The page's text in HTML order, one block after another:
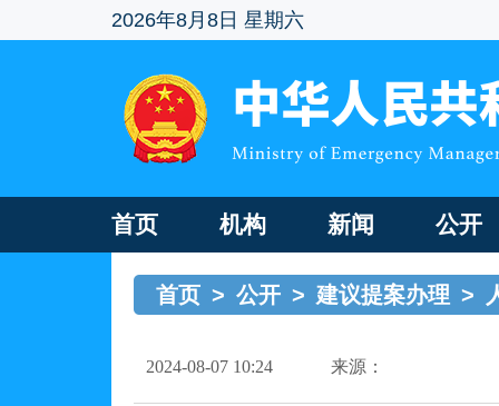
2026年8月8日 星期六
首页 机构 新闻 公开
首页 > 公开 > 建议提案办理 >
2024-08-07 10:24 来源：